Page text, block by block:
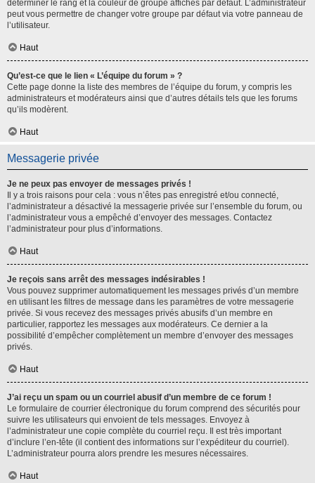
déterminer le rang et la couleur de groupe affichés par défaut. L’administrateur
peut vous permettre de changer votre groupe par défaut via votre panneau de
l’utilisateur.
Haut
Qu’est-ce que le lien « L’équipe du forum » ?
Cette page donne la liste des membres de l’équipe du forum, y compris les
administrateurs et modérateurs ainsi que d’autres détails tels que les forums
qu’ils modèrent.
Haut
Messagerie privée
Je ne peux pas envoyer de messages privés !
Il y a trois raisons pour cela : vous n’êtes pas enregistré et/ou connecté,
l’administrateur a désactivé la messagerie privée sur l’ensemble du forum, ou
l’administrateur vous a empêché d’envoyer des messages. Contactez
l’administrateur pour plus d’informations.
Haut
Je reçois sans arrêt des messages indésirables !
Vous pouvez supprimer automatiquement les messages privés d’un membre
en utilisant les filtres de message dans les paramètres de votre messagerie
privée. Si vous recevez des messages privés abusifs d’un membre en
particulier, rapportez les messages aux modérateurs. Ce dernier a la
possibilité d’empêcher complètement un membre d’envoyer des messages
privés.
Haut
J’ai reçu un spam ou un courriel abusif d’un membre de ce forum !
Le formulaire de courrier électronique du forum comprend des sécurités pour
suivre les utilisateurs qui envoient de tels messages. Envoyez à
l’administrateur une copie complète du courriel reçu. Il est très important
d’inclure l’en-tête (il contient des informations sur l’expéditeur du courriel).
L’administrateur pourra alors prendre les mesures nécessaires.
Haut